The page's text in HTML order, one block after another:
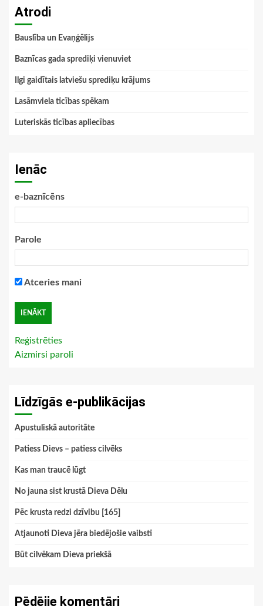
Atrodi
Bauslība un Evaņģēlijs
Baznīcas gada sprediķi vienuviet
Ilgi gaidītais latviešu sprediķu krājums
Lasāmviela ticības spēkam
Luteriskās ticības apliecības
Ienāc
e-baznīcēns
Parole
Atceries mani
Reģistrēties
Aizmirsi paroli
Līdzīgās e-publikācijas
Apustuliskā autoritāte
Patiess Dievs – patiess cilvēks
Kas man traucē lūgt
No jauna sist krustā Dieva Dēlu
Pēc krusta redzi dzīvibu [165]
Atjaunoti Dieva jēra biedējošie vaibsti
Būt cilvēkam Dieva priekšā
Pēdējie komentāri